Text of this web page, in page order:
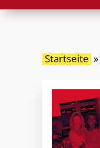
Startseite »